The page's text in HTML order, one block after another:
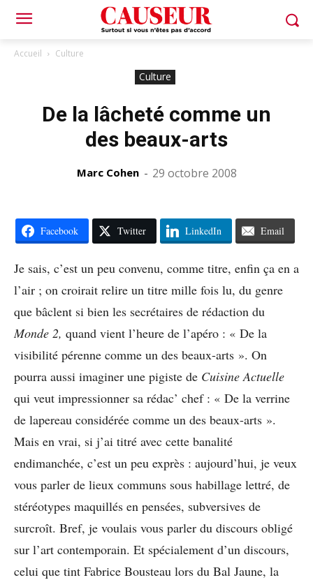
Accueil Culture
Culture
De la lâcheté comme un
des beaux-arts
Marc Cohen - 29 octobre 2008
Facebook Twitter LinkedIn Email
Je sais, c’est un peu convenu, comme titre, enfin ça en a
l’air ; on croirait relire un titre mille fois lu, du genre
que bâclent si bien les secrétaires de rédaction du
Monde 2, quand vient l’heure de l’apéro : « De la
visibilité pérenne comme un des beaux-arts ». On
pourra aussi imaginer une pigiste de Cuisine Actuelle
qui veut impressionner sa rédac’ chef : « De la verrine
de lapereau considérée comme un des beaux-arts ».
Mais en vrai, si j’ai titré avec cette banalité
endimanchée, c’est un peu exprès : aujourd’hui, je veux
vous parler de lieux communs sous habillage lettré, de
stéréotypes maquillés en pensées, subversives de
surcroît. Bref, je voulais vous parler du discours obligé
sur l’art contemporain. Et spécialement d’un discours,
celui que tint Fabrice Bousteau lors du Bal Jaune, la